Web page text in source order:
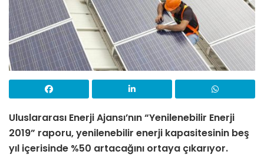
Uluslararası Enerji Ajansı’nın “Yenilenebilir Enerji
2019” raporu, yenilenebilir enerji kapasitesinin beş
yıl içerisinde %50 artacağını ortaya çıkarıyor.